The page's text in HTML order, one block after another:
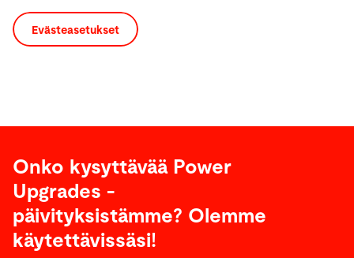
Evästeasetukset
Onko kysyttävää Power
Upgrades -
päivityksistämme? Olemme
käytettävissäsi!